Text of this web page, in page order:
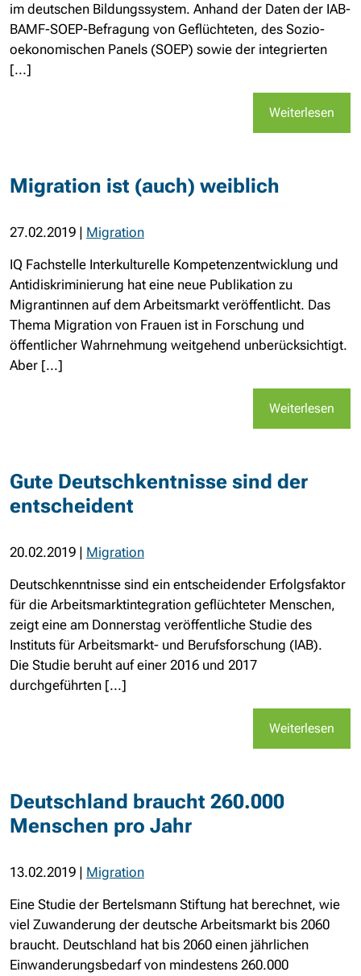
im deutschen Bildungssystem. Anhand der Daten der IAB-
BAMF-SOEP-Befragung von Geflüchteten, des Sozio-
oekonomischen Panels (SOEP) sowie der integrierten
[...]
Weiterlesen
Migration ist (auch) weiblich
27.02.2019 | Migration
IQ Fachstelle Interkulturelle Kompetenzentwicklung und
Antidiskriminierung hat eine neue Publikation zu
Migrantinnen auf dem Arbeitsmarkt veröffentlicht. Das
Thema Migration von Frauen ist in Forschung und
öffentlicher Wahrnehmung weitgehend unberücksichtigt.
Aber [...]
Weiterlesen
Gute Deutschkentnisse sind der
entscheident
20.02.2019 | Migration
Deutschkenntnisse sind ein entscheidender Erfolgsfaktor
für die Arbeitsmarktintegration geflüchteter Menschen,
zeigt eine am Donnerstag veröffentliche Studie des
Instituts für Arbeitsmarkt- und Berufsforschung (IAB).
Die Studie beruht auf einer 2016 und 2017
durchgeführten [...]
Weiterlesen
Deutschland braucht 260.000
Menschen pro Jahr
13.02.2019 | Migration
Eine Studie der Bertelsmann Stiftung hat berechnet, wie
viel Zuwanderung der deutsche Arbeitsmarkt bis 2060
braucht. Deutschland hat bis 2060 einen jährlichen
Einwanderungsbedarf von mindestens 260.000